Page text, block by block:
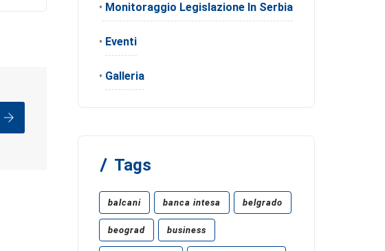
• Monitoraggio Legislazione In Serbia
• Eventi
• Galleria
Tags
balcani banca intesa belgrado
beograd business